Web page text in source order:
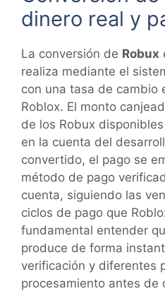
dinero real y
La conversión de Robux
realiza mediante el
con una tasa de cambio
Roblox. El monto
de los Robux
en la cuenta del
convertido, el pago se
método de pago
cuenta, siguiendo las
ciclos de pago que
fundamental entender
produce de forma
verificación y diferentes
procesamiento antes de